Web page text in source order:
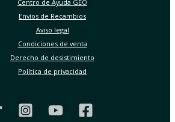
Centro de Ayuda GEO
Envíos de Recambios
Aviso legal
Condiciones de venta
Derecho de desistimiento
Política de privacidad